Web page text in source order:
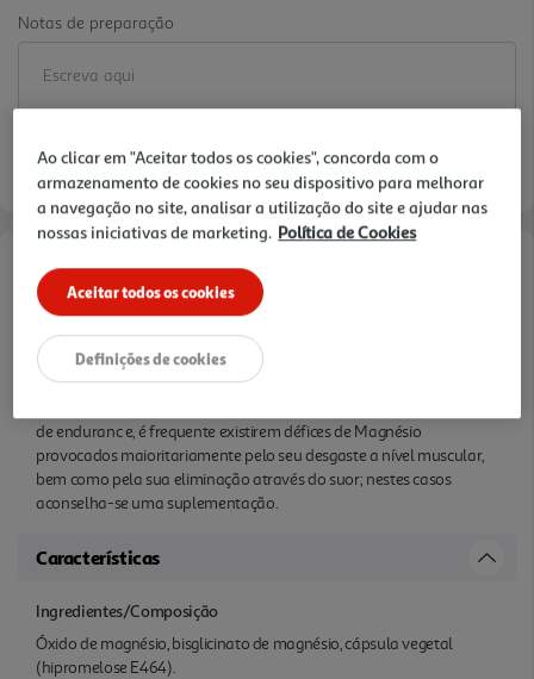
Notas de preparação
Informações de Marketing
Magnesium GoldNutrition® é uma fórmula que contém uma
mistura de glicinato de magnésio e óxido de magnésio, duas formas
de magnésio que garantem uma elevada biodisponibilidade e
de enduranc e, é frequente existirem défices de Magnésio
provocados maioritariamente pelo seu desgaste a nível muscular,
bem como pela sua eliminação através do suor; nestes casos
aconselha-se uma suplementação.
Características
Ingredientes/Composição
Óxido de magnésio, bisglicinato de magnésio, cápsula vegetal
(hipromelose E464).
Ao clicar em "Aceitar todos os cookies", concorda com o
armazenamento de cookies no seu dispositivo para melhorar
a navegação no site, analisar a utilização do site e ajudar nas
nossas iniciativas de marketing. Política de Cookies
Aceitar todos os cookies
Definições de cookies